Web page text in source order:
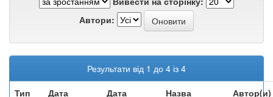
Автори:
Результати від 1 до 4 із 4
Тип
Дата
Дата
Назва Автор(и)